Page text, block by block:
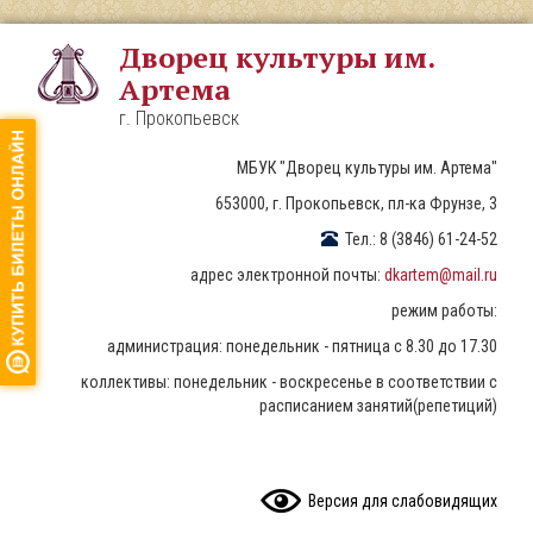
Перейти
основному
содержанию
Дворец культуры им.
Артема
г. Прокопьевск
МБУК "Дворец культуры им. Артема"
653000, г. Прокопьевск, пл-ка Фрунзе, 3
Тел.: 8 (3846) 61-24-52
адрес электронной почты: dkartem@mail.ru
режим работы:
администрация: понедельник - пятница с 8.30 до 17.30
коллективы: понедельник - воскресенье в соответствии с
расписанием занятий(репетиций)
Версия для слабовидящих